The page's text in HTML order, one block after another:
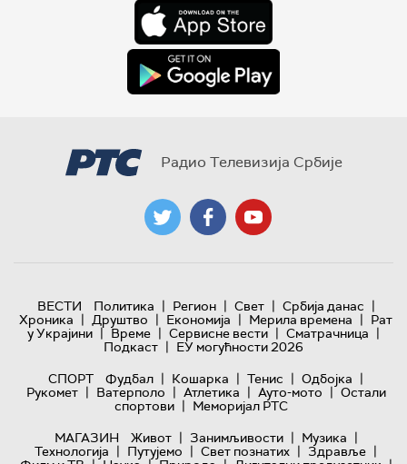
Радио Телевизија Србије
ВЕСТИ Политика | Регион | Свет | Србија данас |
Хроника | Друштво | Економија | Мерила времена | Рат
у Украјини | Време | Сервисне вести | Сматрачница |
Подкаст | ЕУ могућности 2026
СПОРТ
Фудбал | Кошарка | Тенис | Одбојка |
Рукомет | Ватерполо | Атлетика | Ауто-мото | Остали
спортови | Меморијал РТС
МАГАЗИН
Живот | Занимљивости | Музика |
Технологијa | Путујемо | Свет познатих | Здравље |